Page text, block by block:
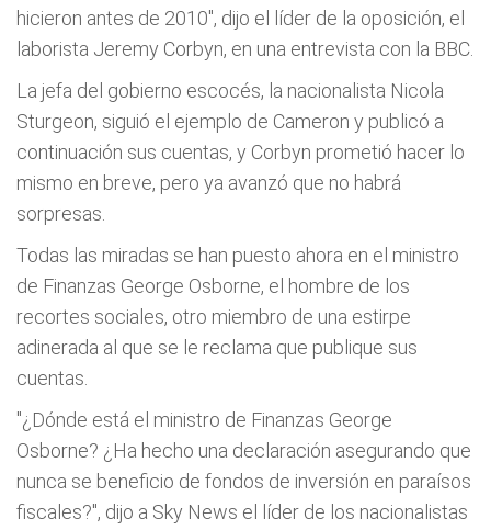
hicieron antes de 2010", dijo el líder de la oposición, el
laborista Jeremy Corbyn, en una entrevista con la BBC.
La jefa del gobierno escocés, la nacionalista Nicola
Sturgeon, siguió el ejemplo de Cameron y publicó a
continuación sus cuentas, y Corbyn prometió hacer lo
mismo en breve, pero ya avanzó que no habrá
sorpresas.
Todas las miradas se han puesto ahora en el ministro
de Finanzas George Osborne, el hombre de los
recortes sociales, otro miembro de una estirpe
adinerada al que se le reclama que publique sus
cuentas.
"¿Dónde está el ministro de Finanzas George
Osborne? ¿Ha hecho una declaración asegurando que
nunca se beneficio de fondos de inversión en paraísos
fiscales?", dijo a Sky News el líder de los nacionalistas